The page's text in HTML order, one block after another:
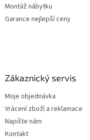
Montáž nábytku
Garance nejlepší ceny
Zákaznický servis
Moje objednávka
Vrácení zboží a reklamace
Napište nám
Kontakt